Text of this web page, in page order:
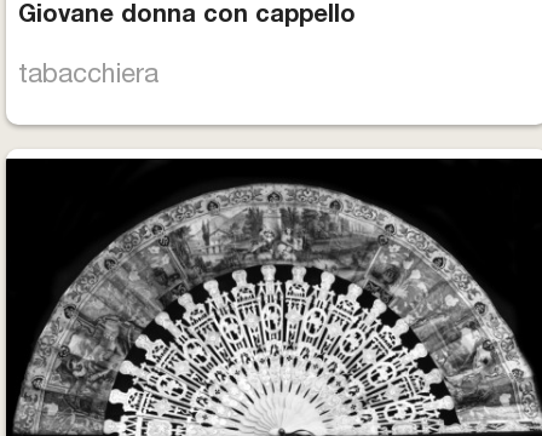
Giovane donna con cappello
tabacchiera